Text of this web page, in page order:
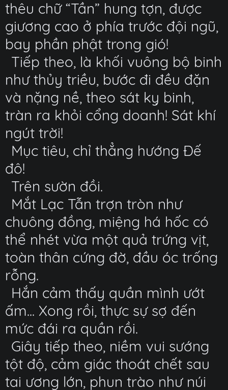
thêu chữ “Tần” hung tợn, được
giương cao ở phía trước đội ngũ,
bay phần phật trong gió!
Tiếp theo, là khối vuông bộ binh
như thủy triều, bước đi đều đặn
và nặng nề, theo sát kỵ binh,
tràn ra khỏi cổng doanh! Sát khí
ngút trời!
Mục tiêu, chỉ thẳng hướng Đế
đô!
Trên sườn đồi.
Mắt Lạc Tẫn trợn tròn như
chuông đồng, miệng há hốc có
thể nhét vừa một quả trứng vịt,
toàn thân cứng đờ, đầu óc trống
rỗng.
Hắn cảm thấy quần mình ướt
ấm... Xong rồi, thực sự sợ đến
mức đái ra quần rồi.
Giây tiếp theo, niềm vui sướng
tột độ, cảm giác thoát chết sau
tai ương lớn, phun trào như núi